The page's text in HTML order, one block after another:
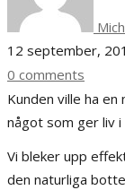
12 september,
0 comments
Kunden ville ha
något som ger liv i
Vi bleker upp
den naturliga